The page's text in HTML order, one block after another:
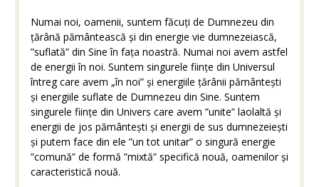
Numai noi, oamenii, suntem făcuți de Dumnezeu din
țărână pământească și din energie vie dumnezeiască,
”suflată” din Sine în fața noastră. Numai noi avem astfel
de energii în noi. Suntem singurele ființe din Universul
întreg care avem „în noi” și energiile țărânii pământești
și energiile suflate de Dumnezeu din Sine. Suntem
singurele ființe din Univers care avem ”unite” laolaltă și
energii de jos pământești și energii de sus dumnezeiești
și putem face din ele ”un tot unitar” o singură energie
”comună” de formă ”mixtă” specifică nouă, oamenilor și
caracteristică nouă.